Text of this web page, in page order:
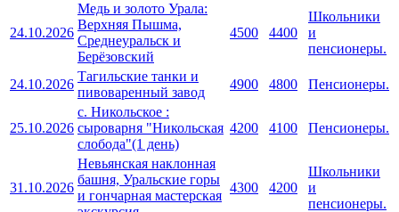
24.10.2026
Медь и золото Урала:
Верхняя Пышма,
Среднеуральск и
Берёзовский
4500 4400
Школьники
и
пенсионеры.
24.10.2026
Тагильские танки и
пивоваренный завод
4900 4800 Пенсионеры.
25.10.2026
с. Никольское :
сыроварня "Никольская
слобода"(1 день)
4200 4100 Пенсионеры.
31.10.2026
Невьянская наклонная
башня, Уральские горы
и гончарная мастерская
4300 4200
Школьники
и
пенсионеры.